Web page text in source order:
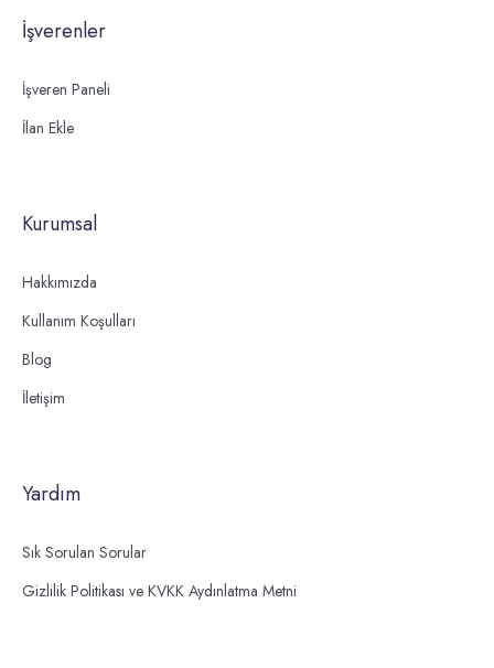
İşverenler
İşveren Paneli
İlan Ekle
Kurumsal
Hakkımızda
Kullanım Koşulları
Blog
İletişim
Yardım
Sık Sorulan Sorular
Gizlilik Politikası ve KVKK Aydınlatma Metni